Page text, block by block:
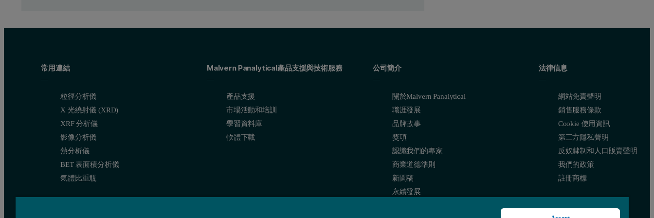
常用連結
粒徑分析儀
X 光繞射儀 (XRD)
XRF 分析儀
影像分析儀
熱分析儀
BET 表面積分析儀
氣體比重瓶
Malvern Panalytical產品支援與技術服務
產品支援
市場活動和培訓
學習資料庫
軟體下載
公司簡介
關於Malvern Panalytical
職涯發展
品牌故事
獎項
認識我們的專家
商業道德準則
新聞稿
永續發展
法律信息
網站免責聲明
銷售服務條款
Cookie 使用資訊
第三方隱私聲明
反奴隸制和人口販賣聲明
我們的政策
註冊商標